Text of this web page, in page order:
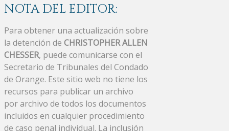
NOTA DEL EDITOR:
Para obtener una actualización sobre
la detención de CHRISTOPHER ALLEN
CHESSER, puede comunicarse con el
Secretario de Tribunales del Condado
de Orange. Este sitio web no tiene los
recursos para publicar un archivo
por archivo de todos los documentos
incluidos en cualquier procedimiento
de caso penal individual. La inclusión